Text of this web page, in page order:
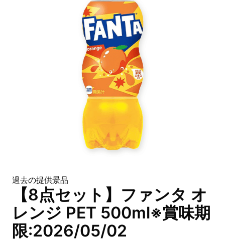
過去の提供景品
【8点セット】ファンタ オ
レンジ PET 500ml※賞味期
限:2026/05/02